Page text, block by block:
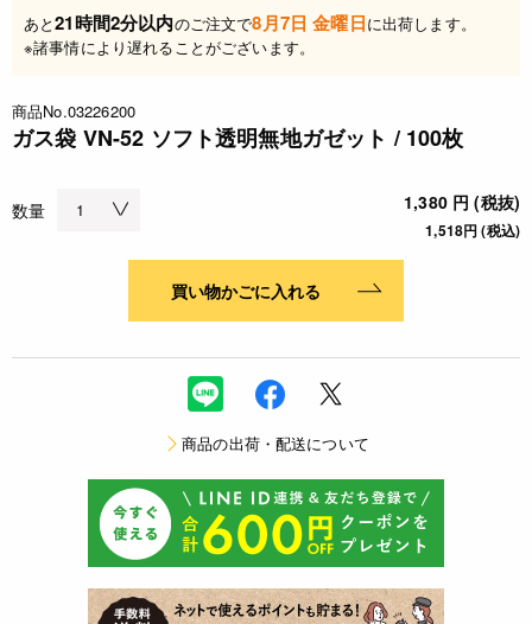
あと21時間2分以内のご注文で8月7日 金曜日に出荷します。
※諸事情により遅れることがございます。
商品No.03226200
ガス袋 VN-52 ソフト透明無地ガゼット / 100枚
数量 1,380 円 (税抜)
1,518円 (税込)
買い物かごに入れる
商品の出荷・配送について